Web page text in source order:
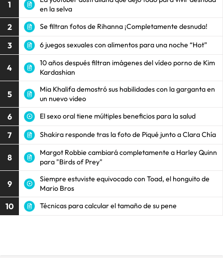
1
en la selva
2 Se filtran fotos de Rihanna ¡Completamente desnuda!
3 6 juegos sexuales con alimentos para una noche “Hot”
4
10 años después filtran imágenes del vídeo porno de Kim
Kardashian
5
Mia Khalifa demostró sus habilidades con la garganta en
un nuevo video
6 El sexo oral tiene múltiples beneficios para la salud
7 Shakira responde tras la foto de Piqué junto a Clara Chía
8
Margot Robbie cambiará completamente a Harley Quinn
para "Birds of Prey"
9
Siempre estuviste equivocado con Toad, el honguito de
Mario Bros
10 Técnicas para calcular el tamaño de su pene